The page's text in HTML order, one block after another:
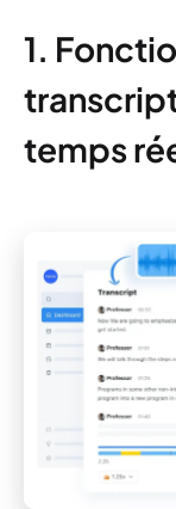
1.
temps